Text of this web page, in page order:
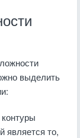
выделить
является то,